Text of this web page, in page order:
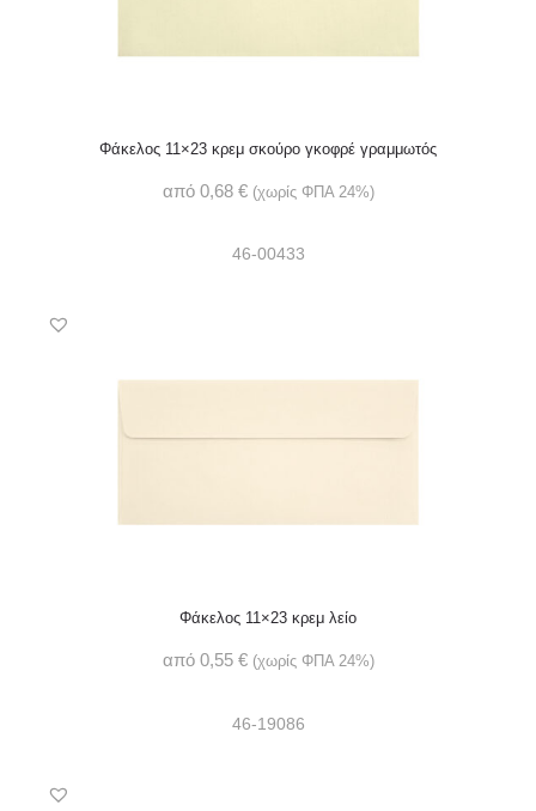
Φάκελος 11×23 κρεμ σκούρο γκοφρέ γραμμωτός
από 0,68 € (χωρίς ΦΠΑ 24%)
46-00433
Φάκελος 11×23 κρεμ λείο
από 0,55 € (χωρίς ΦΠΑ 24%)
46-19086